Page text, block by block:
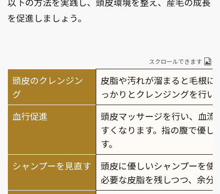
を促進しましょう。
スクロールできます
頭皮のクレンジン
グ
皮脂や汚れが溜まると毛根
っかりとクレンジングを行い
血行促進
頭皮マッサージを行い、血
すくなります。指の腹で優
す。
シャンプーを見直す
頭皮に優しいシャンプーを
必要な皮脂を残しつつ、余分